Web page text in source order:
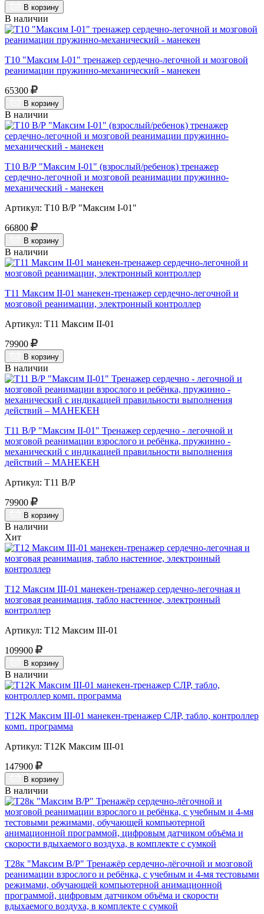
В корзину
В наличии
Т10 "Максим I-01" тренажер сердечно-легочной и мозговой
реанимации пружинно-механический - манекен
65300
В корзину
В наличии
Т10 В/Р "Максим I-01" (взрослый/ребенок) тренажер
сердечно-легочной и мозговой реанимации пружинно-
механический - манекен
Артикул: Т10 В/Р "Максим I-01"
66800
В корзину
В наличии
Т11 Максим II-01 манекен-тренажер сердечно-легочной и
мозговой реанимации, электронный контроллер
Артикул: Т11 Максим II-01
79900
В корзину
В наличии
Т11 В/Р "Максим II-01" Тренажер сердечно - легочной и
мозговой реанимации взрослого и ребёнка, пружинно -
механический с индикацией правильности выполнения
действий – МАНЕКЕН
Артикул: Т11 В/Р
79900
В корзину
В наличии
Хит
Т12 Максим III-01 манекен-тренажер сердечно-легочная и
мозговая реанимация, табло настенное, электронный
контроллер
Артикул: Т12 Максим III-01
109900
В корзину
В наличии
Т12К Максим III-01 манекен-тренажер СЛР, табло, контроллер
комп. программа
Артикул: Т12К Максим III-01
147900
В корзину
В наличии
Т28к "Максим В/Р" Тренажёр сердечно-лёгочной и мозговой
реанимации взрослого и ребёнка, с учебным и 4-мя тестовыми
режимами, обучающей компьютерной анимационной
программой, цифровым датчиком объёма и скорости
вдыхаемого воздуха, в комплекте с сумкой